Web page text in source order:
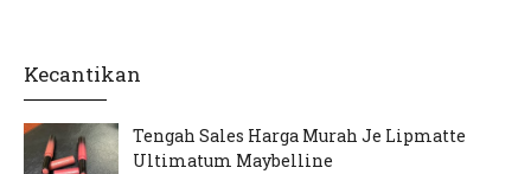
Kecantikan
Tengah Sales Harga Murah Je Lipmatte
Ultimatum Maybelline